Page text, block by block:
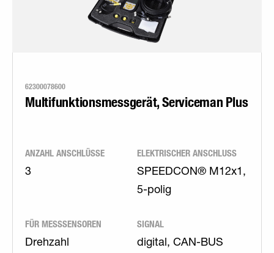
62300078600
Multifunktionsmessgerät, Serviceman Plus
ANZAHL ANSCHLÜSSE
3
ELEKTRISCHER ANSCHLUSS
SPEEDCON® M12x1,
5-polig
FÜR MESSSENSOREN
Drehzahl
SIGNAL
digital, CAN-BUS